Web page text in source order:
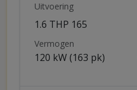
Uitvoering
1.6 THP 165
Vermogen
120 kW (163 pk)